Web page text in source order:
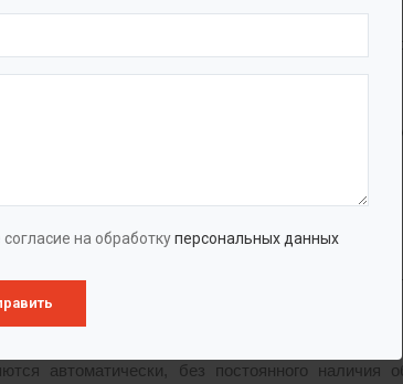
на обработкуперсональных данных
сверху вниз, обратная промывка (взрыхление)
вод в канализацию.
из фильтров, остальные фильтры работают в
нескольких фильтров в единую установку, их
требуются напорные фильтры большой
мощные системы фильтрации, способные
напорных фильтров должен быть
требуемой производительности.
автоматически, без постоянного наличия